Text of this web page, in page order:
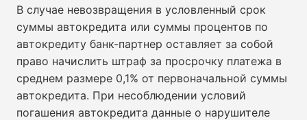
В случае невозвращения в условленный срок
суммы автокредита или суммы процентов по
автокредиту банк-партнер оставляет за собой
право начислить штраф за просрочку платежа в
среднем размере 0,1% от первоначальной суммы
автокредита. При несоблюдении условий
погашения автокредита данные о нарушителе